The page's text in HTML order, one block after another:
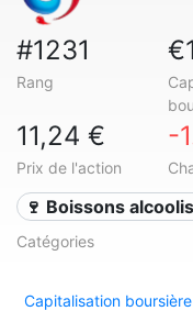
#1231
Rang
11,24 €
Prix de l'action
-
🍷 Boissons
Catégories
Capitalisation boursière